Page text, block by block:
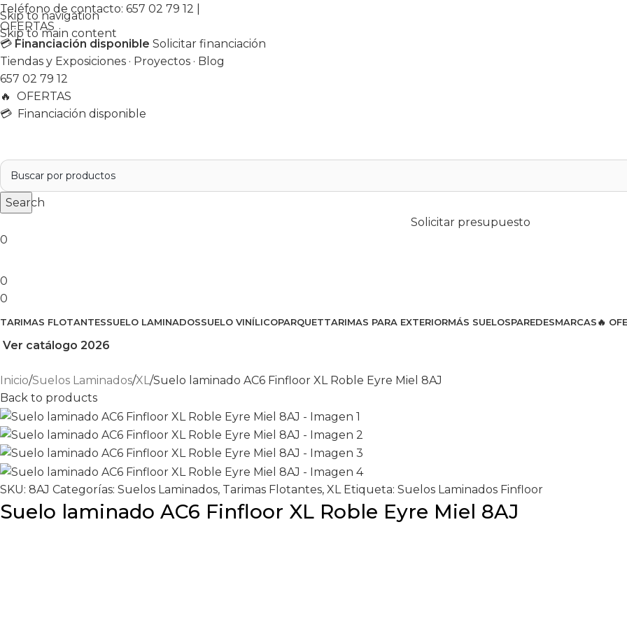
Skip to navigation
Skip to main content
Teléfono de contacto: 657 02 79 12
OFERTAS
💳 Financiación disponible Solicitar financiación
Tiendas y Exposiciones · Proyectos · Blog
657 02 79 12
🔥 OFERTAS
💳 Financiación disponible
Search
Solicitar presupuesto
0
0
0
TARIMAS FLOTANTESSUELO LAMINADOSSUELO VINÍLICOPARQUETTARIMAS PARA EXTERIORMÁS SUELOSPAREDESMARCAS🔥
Ver catálogo 2026
Inicio Suelos Laminados XL Suelo laminado AC6 Finfloor XL Roble Eyre Miel 8AJ
Back to products
SKU: 8AJ Categorías: Suelos Laminados, Tarimas Flotantes, XL Etiqueta: Suelos Laminados Finfloor
Suelo laminado AC6 Finfloor XL Roble Eyre Miel 8AJ